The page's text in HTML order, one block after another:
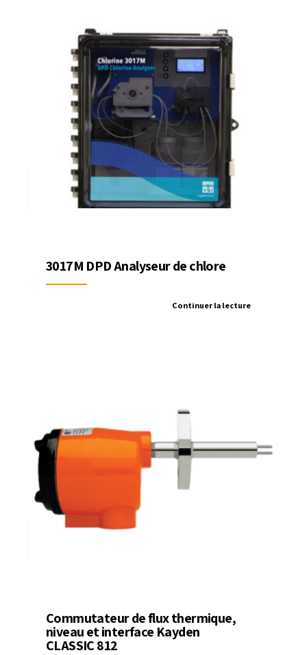
3017M DPD Analyseur de chlore
Continuer la lecture
Commutateur de flux thermique,
niveau et interface Kayden
CLASSIC 812